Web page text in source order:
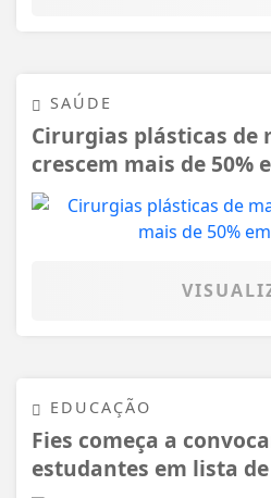
SAÚDE
Cirurgias plásticas de
crescem mais de 50%
EDUCAÇÃO
Fies começa a
estudantes em lista